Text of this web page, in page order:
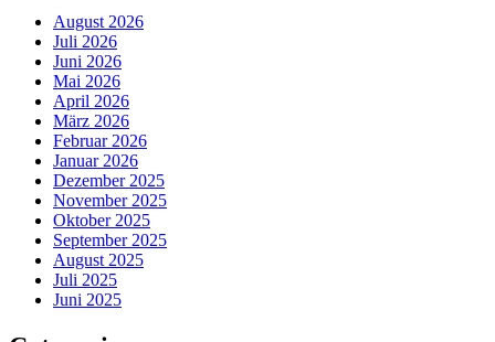
August 2026
Juli 2026
Juni 2026
Mai 2026
April 2026
März 2026
Februar 2026
Januar 2026
Dezember 2025
November 2025
Oktober 2025
September 2025
August 2025
Juli 2025
Juni 2025